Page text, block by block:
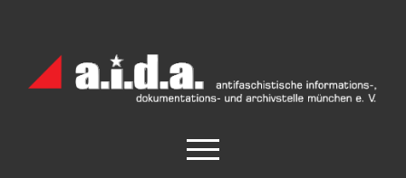
Archiv
München
open
menu